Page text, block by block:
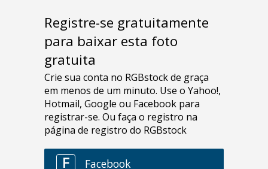
Registre-se gratuitamente
para baixar esta foto
gratuita